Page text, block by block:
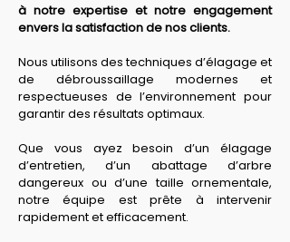
à notre expertise et notre engagement
envers la satisfaction de nos clients.
Nous utilisons des techniques d’élagage et
de débroussaillage modernes et
respectueuses de l’environnement pour
garantir des résultats optimaux.
Que vous ayez besoin d’un élagage
d’entretien, d’un abattage d’arbre
dangereux ou d’une taille ornementale,
notre équipe est prête à intervenir
rapidement et efficacement.